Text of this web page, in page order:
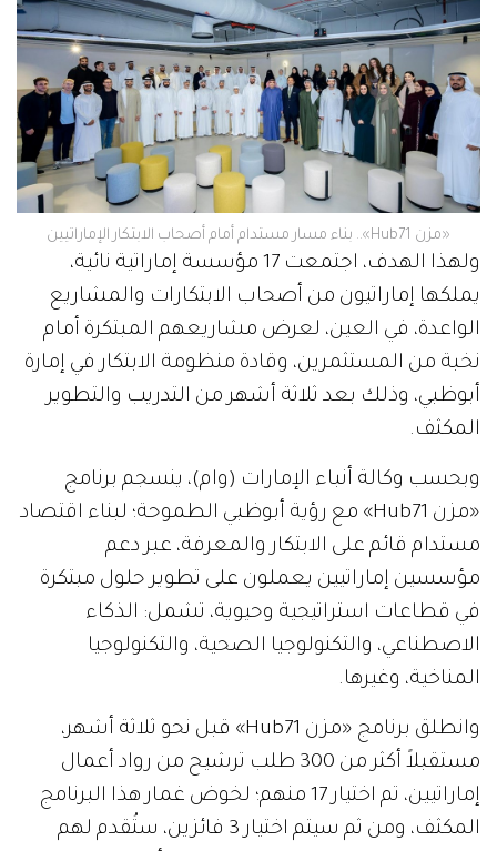
«مزن Hub71».. بناء مسار مستدام أمام أصحاب الابتكار الإماراتيين
ولهذا الهدف، اجتمعت 17 مؤسسة إماراتية نائية،
يملكها إماراتيون من أصحاب الابتكارات والمشاريع
الواعدة، في العين، لعرض مشاريعهم المبتكرة أمام
نخبة من المستثمرين، وقادة منظومة الابتكار في إمارة
أبوظبي، وذلك بعد ثلاثة أشهر من التدريب والتطوير
المكثف.
وبحسب وكالة أنباء الإمارات (وام)، ينسجم برنامج
«مزن Hub71» مع رؤية أبوظبي الطموحة؛ لبناء اقتصاد
مستدام قائم على الابتكار والمعرفة، عبر دعم
مؤسسين إماراتيين يعملون على تطوير حلول مبتكرة
في قطاعات استراتيجية وحيوية، تشمل: الذكاء
الاصطناعي، والتكنولوجيا الصحية، والتكنولوجيا
المناخية، وغيرها.
وانطلق برنامج «مزن Hub71» قبل نحو ثلاثة أشهر،
مستقبلاً أكثر من 300 طلب ترشيح من رواد أعمال
إماراتيين، تم اختيار 17 منهم؛ لخوض غمار هذا البرنامج
المكثف، ومن ثم سيتم اختيار 3 فائزين، ستُقدم لهم